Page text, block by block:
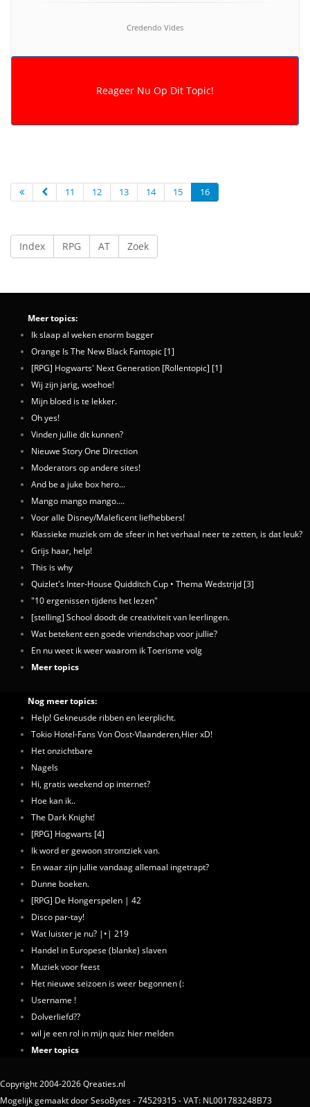
Credendo Vides
11 12 13 14 15 16
Index RPG AT Zoek
Meer topics:
Ik slaap al weken enorm bagger
Orange Is The New Black Fantopic [1]
[RPG] Hogwarts' Next Generation [Rollentopic] [1]
Wij zijn jarig, woehoe!
Mijn bloed is te lekker.
Oh yes!
Vinden jullie dit kunnen?
Nieuwe Story One Direction
Moderators op andere sites!
And be a juke box hero...
Mango mango mango....
Voor alle Disney/Maleficent liefhebbers!
Klassieke muziek om de sfeer in het verhaal neer te zetten, is dat leuk?
Grijs haar, help!
This is why
Quizlet's Inter-House Quidditch Cup • Thema Wedstrijd [3]
"10 ergenissen tijdens het lezen"
[stelling] School doodt de creativiteit van leerlingen.
Wat betekent een goede vriendschap voor jullie?
En nu weet ik weer waarom ik Toerisme volg
Meer topics
Nog meer topics:
Help! Gekneusde ribben en leerplicht.
Tokio Hotel-Fans Von Oost-Vlaanderen,Hier xD!
Het onzichtbare
Nagels
Hi, gratis weekend op internet?
Hoe kan ik..
The Dark Knight!
[RPG] Hogwarts [4]
Ik word er gewoon strontziek van.
En waar zijn jullie vandaag allemaal ingetrapt?
Dunne boeken.
[RPG] De Hongerspelen | 42
Disco par-tay!
Wat luister je nu? |•| 219
Handel in Europese (blanke) slaven
Muziek voor feest
Het nieuwe seizoen is weer begonnen (:
Username !
Dolverliefd??
wil je een rol in mijn quiz hier melden
Meer topics
Copyright 2004-2026 Qreaties.nl
Mogelijk gemaakt door SesoBytes - 74529315 - VAT: NL001783248B73